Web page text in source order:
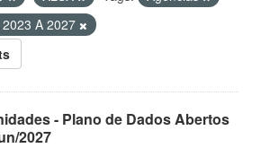
2023 A 2027
- Plano de Dados Abertos
2027